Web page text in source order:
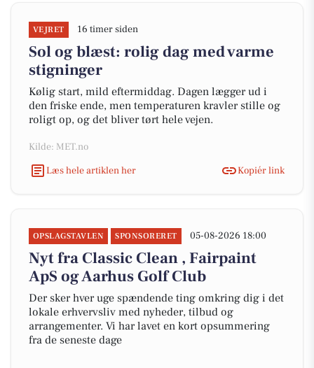
VEJRET 16 timer siden
Sol og blæst: rolig dag med varme
stigninger
Kølig start, mild eftermiddag. Dagen lægger ud i
den friske ende, men temperaturen kravler stille og
roligt op, og det bliver tørt hele vejen.
Kilde: MET.no
Læs hele artiklen her
Kopiér link
OPSLAGSTAVLEN SPONSORERET 05-08-2026 18:00
Nyt fra Classic Clean , Fairpaint
ApS og Aarhus Golf Club
Der sker hver uge spændende ting omkring dig i det
lokale erhvervsliv med nyheder, tilbud og
arrangementer. Vi har lavet en kort opsummering
fra de seneste dage